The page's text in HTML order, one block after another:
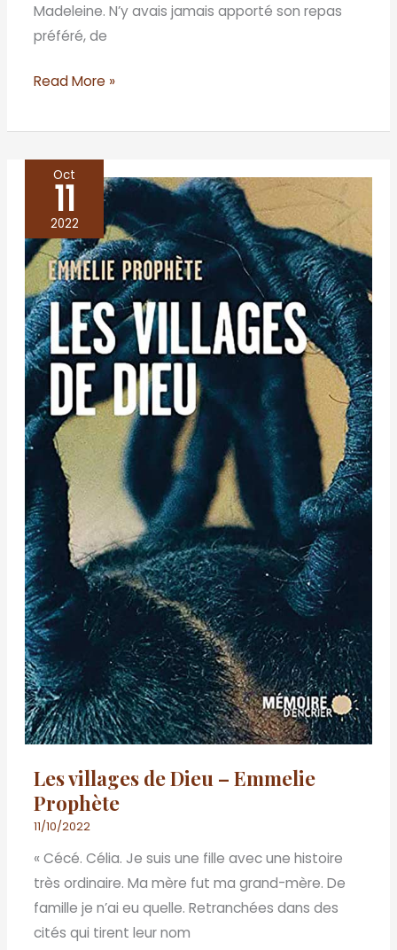
Madeleine. N’y avais jamais apporté son repas
préféré, de
Read More »
Oct
11
2022
Les villages de Dieu – Emmelie
Prophète
11/10/2022
« Cécé. Célia. Je suis une fille avec une histoire
très ordinaire. Ma mère fut ma grand-mère. De
famille je n’ai eu quelle. Retranchées dans des
cités qui tirent leur nom
villages
de
Dieu
–
Emmelie
Prophète